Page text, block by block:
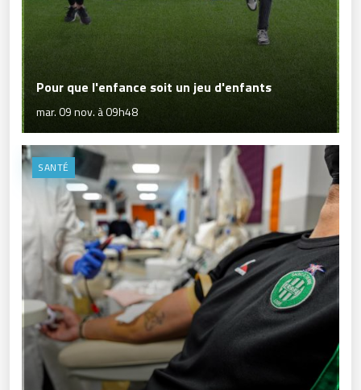
Pour que l'enfance soit un jeu d'enfants
mar. 09 nov. à 09h48
SANTÉ